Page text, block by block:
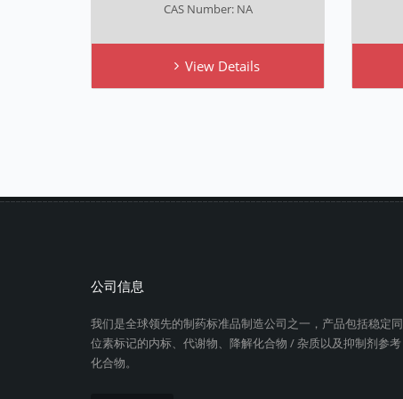
CAS Number: NA
View Details
公司信息
我们是全球领先的制药标准品制造公司之一，产品包括稳定同
位素标记的内标、代谢物、降解化合物 / 杂质以及抑制剂参考
化合物。